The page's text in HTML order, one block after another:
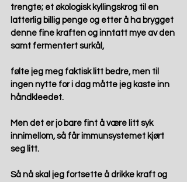
trengte; et økologisk kyllingskrog til en
latterlig billig penge og etter å ha brygget
denne fine kraften og inntatt mye av den
samt fermentert surkål,
følte jeg meg faktisk litt bedre, men til
ingen nytte for i dag måtte jeg kaste inn
håndkleedet.
Men det er jo bare fint å være litt syk
innimellom, så får immunsystemet kjørt
seg litt.
Så nå skal jeg fortsette å drikke kraft og